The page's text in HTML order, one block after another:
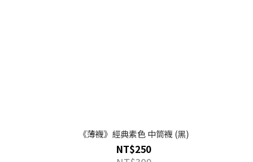
《薄襪》經典素色 中筒襪 (黑)
NT$250